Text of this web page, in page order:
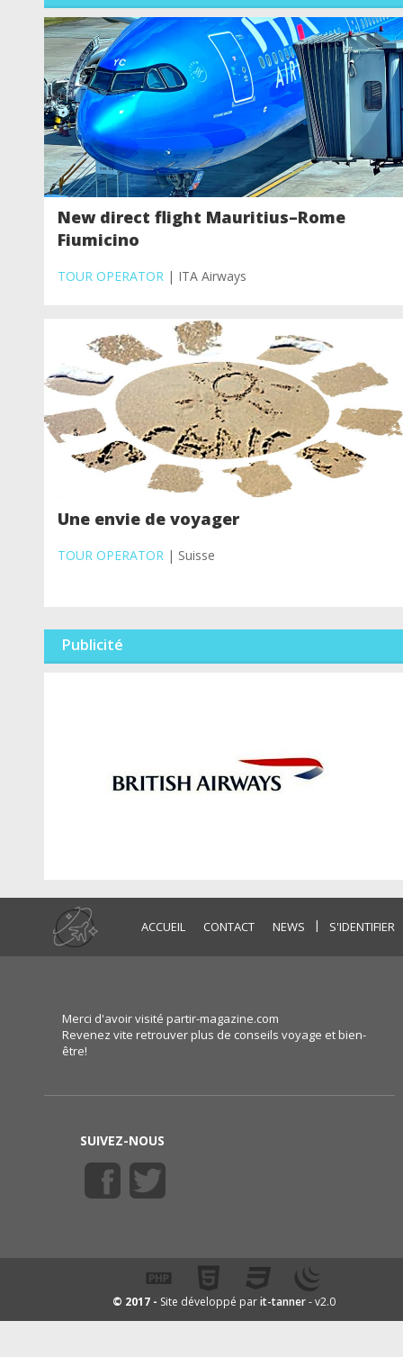
New direct flight Mauritius–Rome
Fiumicino
TOUR OPERATOR | ITA Airways
Une envie de voyager
TOUR OPERATOR | Suisse
Publicité
ACCUEIL CONTACT NEWS | S'IDENTIFIER
Merci d'avoir visité partir-magazine.com
Revenez vite retrouver plus de conseils voyage et bien-
être!
SUIVEZ-NOUS
© 2017 - Site développé parit-tanner- v2.0